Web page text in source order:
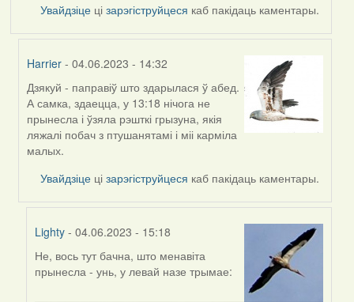
Увайдзіце цізарэгіструйцеся каб пакідаць каментары.
Harrier - 04.06.2023 - 14:32
In
reply
to
by
Lighty
Дзякуй - паправіў што здарылася ў абед.
А самка, здаецца, у 13:18 нічога не
прынесла і ўзяла рэшткі грызуна, якія
ляжалі побач з птушанятамі і міі карміла
малых.
Увайдзіце цізарэгіструйцеся каб пакідаць каментары.
Lighty - 04.06.2023 - 15:18
In
reply
Не, вось тут бачна, што менавіта
прынесла - унь, у левай назе трымае: